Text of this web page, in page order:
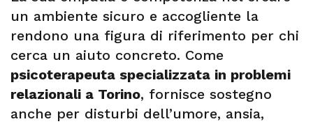
un ambiente sicuro e accogliente la
rendono una figura di riferimento per chi
cerca un aiuto concreto. Come
psicoterapeuta specializzata in problemi
relazionali a Torino, fornisce sostegno
anche per disturbi dell’umore, ansia,